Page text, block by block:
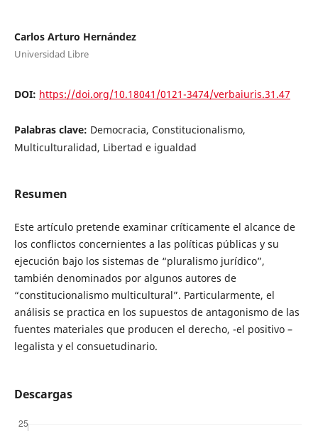
Carlos Arturo Hernández
Universidad Libre
DOI: https://doi.org/10.18041/0121-3474/verbaiuris.31.47
Palabras clave: Democracia, Constitucionalismo,
Multiculturalidad, Libertad e igualdad
Resumen
Este artículo pretende examinar críticamente el alcance de
los conflictos concernientes a las políticas públicas y su
ejecución bajo los sistemas de “pluralismo jurídico”,
también denominados por algunos autores de
“constitucionalismo multicultural”. Particularmente, el
análisis se practica en los supuestos de antagonismo de las
fuentes materiales que producen el derecho, -el positivo –
legalista y el consuetudinario.
Descargas